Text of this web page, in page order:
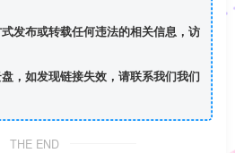
发布或转载任何违法的相关信息，访
，如发现链接失效，请联系我们我们
THE END